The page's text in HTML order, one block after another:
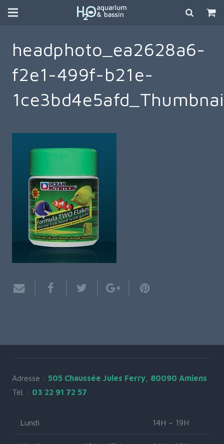
headphoto_ea2628a6-
f2e1-499f-b21e-
Adresse : 505 Chaussée Jules Ferry, 80090 Amiens
Tél. : 03 22 91 72 57
Lundi 14H – 19H